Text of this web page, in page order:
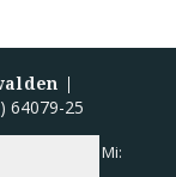
|
64079-25
- 12.00 Uhr | Mi: